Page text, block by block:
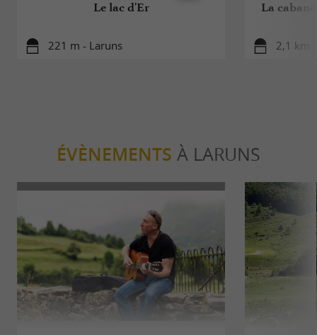
Le lac d'Er
221 m - Laruns
La
2,1 km
ÉVÈNEMENTS À LARUNS